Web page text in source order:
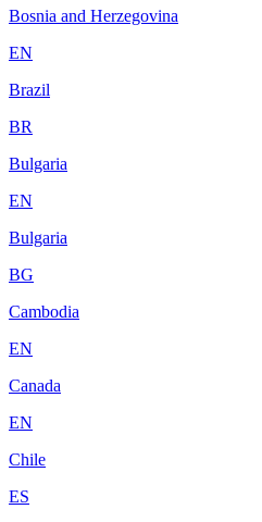
Bosnia and Herzegovina
EN
Brazil
BR
Bulgaria
EN
Bulgaria
BG
Cambodia
EN
Canada
EN
Chile
ES